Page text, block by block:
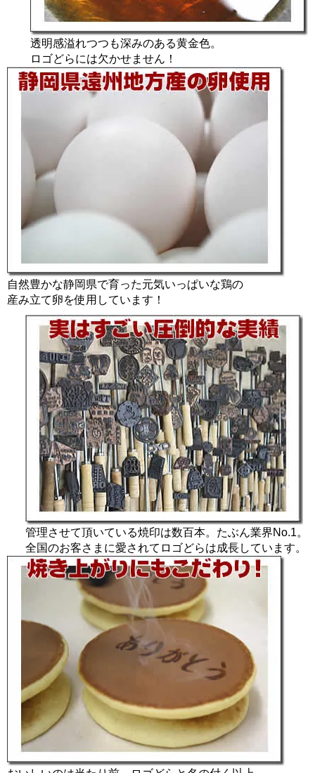
透明感溢れつつも深みのある黄金色。
ロゴどらには欠かせません！
自然豊かな静岡県で育った元気いっぱいな鶏の
産み立て卵を使用しています！
管理させて頂いている焼印は数百本。たぶん業界No.1。
全国のお客さまに愛されてロゴどらは成長しています。